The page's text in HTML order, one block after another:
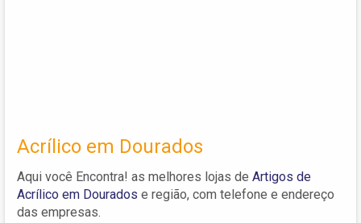
Acrílico em Dourados
Aqui você Encontra! as melhores lojas de Artigos de
Acrílico em Dourados e região, com telefone e endereço
das empresas.